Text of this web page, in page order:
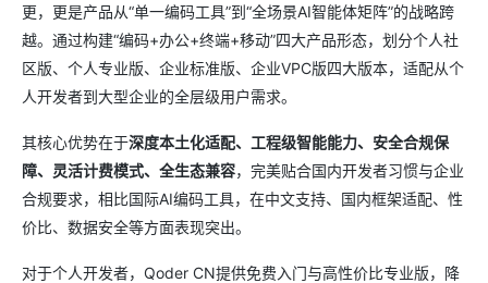
更，更是产品从“单一编码工具”到“全场景AI智能体矩阵”的战略跨
越。通过构建“编码+办公+终端+移动”四大产品形态，划分个人社
区版、个人专业版、企业标准版、企业VPC版四大版本，适配从个
人开发者到大型企业的全层级用户需求。
其核心优势在于深度本土化适配、工程级智能能力、安全合规保
障、灵活计费模式、全生态兼容，完美贴合国内开发者习惯与企业
合规要求，相比国际AI编码工具，在中文支持、国内框架适配、性
价比、数据安全等方面表现突出。
对于个人开发者，Qoder CN提供免费入门与高性价比专业版，降